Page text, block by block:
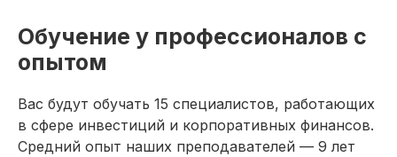
Обучение у профессионалов с
опытом
Вас будут обучать 15 специалистов, работающих
в сфере инвестиций и корпоративных финансов.
Средний опыт наших преподавателей — 9 лет